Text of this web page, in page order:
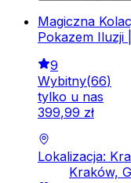
Magiczna
Pokazem Iluzji
9
Wybitny(66)
tylko u nas
399,99 zł
Lokalizacja:
Kraków,